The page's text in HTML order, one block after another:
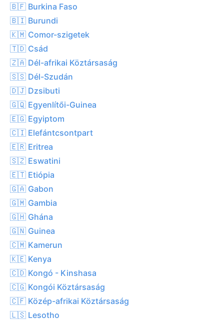
🇧🇫 Burkina Faso
🇧🇮 Burundi
🇰🇲 Comor-szigetek
🇹🇩 Csád
🇿🇦 Dél-afrikai Köztársaság
🇸🇸 Dél-Szudán
🇩🇯 Dzsibuti
🇬🇶 Egyenlítői-Guinea
🇪🇬 Egyiptom
🇨🇮 Elefántcsontpart
🇪🇷 Eritrea
🇸🇿 Eswatini
🇪🇹 Etiópia
🇬🇦 Gabon
🇬🇲 Gambia
🇬🇭 Ghána
🇬🇳 Guinea
🇨🇲 Kamerun
🇰🇪 Kenya
🇨🇩 Kongó - Kinshasa
🇨🇬 Kongói Köztársaság
🇨🇫 Közép-afrikai Köztársaság
🇱🇸 Lesotho